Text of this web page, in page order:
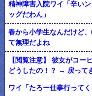
精神障害入院ワイ「辛い
ッグだわん」
春から小学生なんだけど
て無理だよね
【閲覧注意】 彼女がコー
どうしたの！？ → 戻って
ワイ「たろー仕事行って